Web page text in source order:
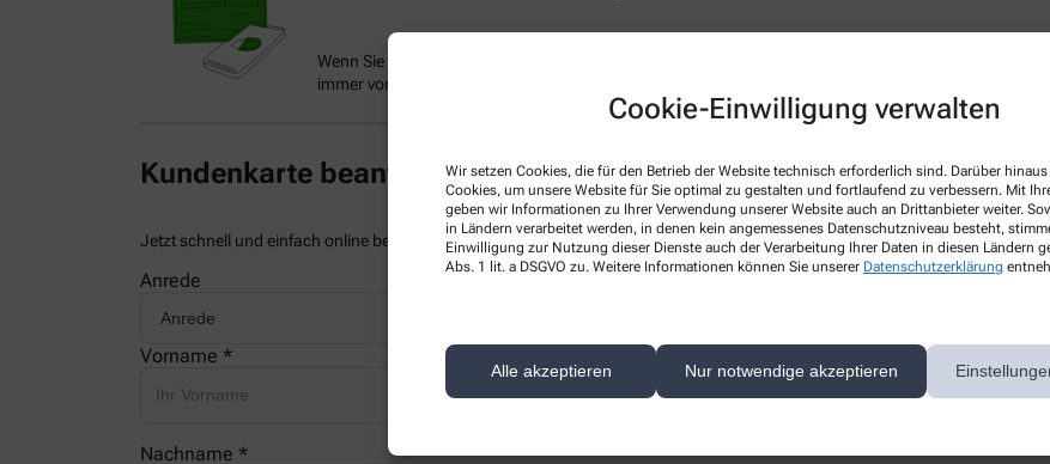
Cookie-Einwilligung verwalten
Wir setzen Cookies, die für den Betrieb der Website technisch erforderlich sind. Darüber
Cookies, um unsere Website für Sie optimal zu gestalten und fortlaufend zu verbessern. Mit
geben wir Informationen zu Ihrer Verwendung unserer Website auch an Drittanbieter weiter.
in Ländern verarbeitet werden, in denen kein angemessenes Datenschutzniveau besteht,
Einwilligung zur Nutzung dieser Dienste auch der Verarbeitung Ihrer Daten in diesen Ländern
Abs. 1 lit. a DSGVO zu. Weitere Informationen können Sie unserer Datenschutzerklärung
Alle akzeptieren Nur notwendige akzeptieren
Wenn Sie einen Ausweis über die Befreiung der gesetzlichen Zuzahlung haben, können wir diese
immer vorzeigen.
Kundenkarte beantragen
Jetzt schnell und einfach online beantragen und beim nächsten Besuch bei uns in der Apotheke abholen.
Anrede
Vorname *
Nachname *